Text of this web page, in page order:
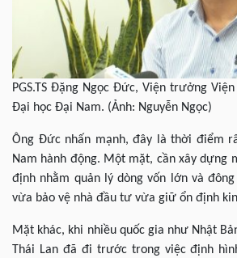
PGS.TS Đặng Ngọc Đức, Viện trưởng
Đại học Đại Nam. (Ảnh: Nguyễn Ngọc)
Ông Đức nhấn mạnh, đây là thời điểm
Nam hành động. Một mặt, cần xây dựng
định nhằm quản lý dòng vốn lớn và
vừa bảo vệ nhà đầu tư vừa giữ ổn định
Mặt khác, khi nhiều quốc gia như Nhật
Thái Lan đã đi trước trong việc định